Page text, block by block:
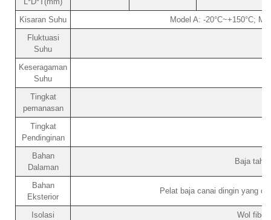
Kisaran Suhu
Model A: -20°C~+150°C;
Fluktuasi
Suhu
Keseragaman
Suhu
Tingkat
pemanasan
Tingkat
Pendinginan
Bahan
Dalaman
Baja
Bahan
Eksterior
Pelat baja canai dingin yang
Isolasi
Wol